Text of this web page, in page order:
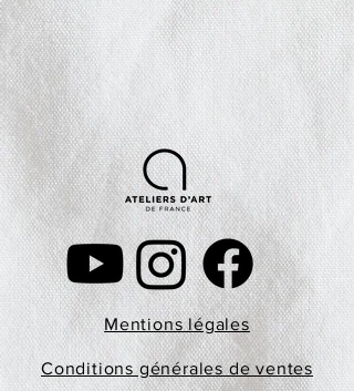
Mentions légales
Conditions générales de ventes